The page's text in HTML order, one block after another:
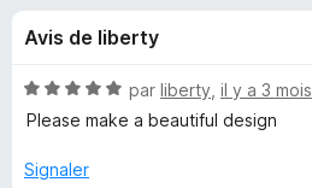
t
u
e
s
Avis de liberty
N
o
é
par liberty il y a 3 mois
Please make a beautiful design
Signaler